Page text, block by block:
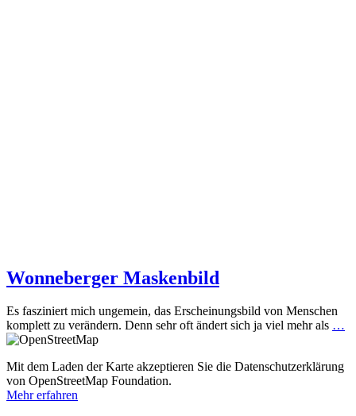
Wonneberger Maskenbild
Es fasziniert mich ungemein, das Erscheinungsbild von Menschen
komplett zu verändern. Denn sehr oft ändert sich ja viel mehr als …
Mit dem Laden der Karte akzeptieren Sie die Datenschutzerklärung
von OpenStreetMap Foundation.
Mehr erfahren